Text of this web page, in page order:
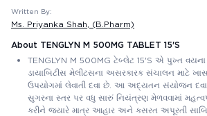
Written By:
Ms. Priyanka Shah , (B.Pharm)
About TENGLYN M 500MG TABLET 15'S
TENGLYN M 500MG ટેબ્લેટ 15'S એ પુખ્ત વયના
ડાયાબિટીસ મેલીટસના અસરકારક સંચાલન માટે
ઉપયોગમાં લેવાતી દવા છે. આ અદ્યતન સંયોજન
સુગરના સ્તર પર વધુ સારું નિયંત્રણ મેળવવામાં
કરીને જ્યારે માત્ર આહાર અને કસરત અપૂરતી સાબિત